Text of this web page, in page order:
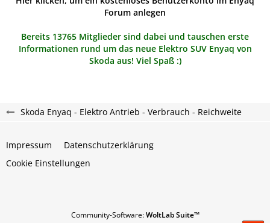
Forum anlegen
Bereits 13765 Mitglieder sind dabei und tauschen erste
Informationen rund um das neue Elektro SUV Enyaq von
Skoda aus! Viel Spaß :)
Skoda Enyaq - Elektro Antrieb - Verbrauch - Reichweite
Impressum
Datenschutzerklärung
Cookie Einstellungen
Community-Software:WoltLab Suite™